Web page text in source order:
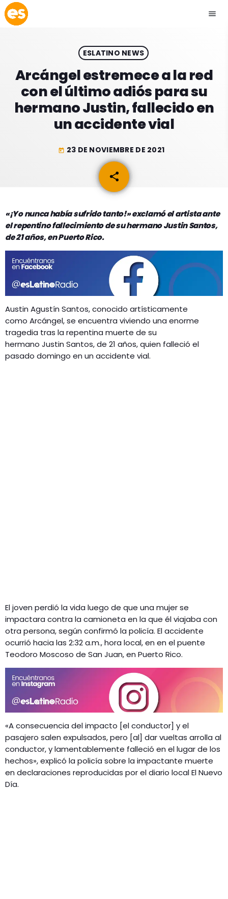
menu
play_arrow EMISIÓN LA PAZ
play_arrow EMISIÓN COCHABAMBA
ESLATINO NEWS
ESPECTÁCULOS
GEEKERS
ENTRETENIMIENTO
INICIO
RADIO SPLENDID
ESLATINO NEWS
Arcángel estremece a la red
con el último adiós para su
hermano Justin, fallecido en
un accidente vial
today 23 DE NOVIEMBRE DE 2021
share
email
«¡Yo nunca había sufrido tanto!» exclamó el artista ante
el repentino fallecimiento de su hermano Justin Santos,
de 21 años, en Puerto Rico.
Austin Agustín Santos, conocido artísticamente
como Arcángel, se encuentra viviendo una enorme
tragedia tras la repentina muerte de su
hermano Justin Santos, de 21 años, quien falleció el
pasado domingo en un accidente vial.
El joven perdió la vida luego de que una mujer se
impactara contra la camioneta en la que él viajaba con
otra persona, según confirmó la policía. El accidente
ocurrió hacia las 2:32 a.m., hora local, en en el puente
Teodoro Moscoso de San Juan, en Puerto Rico.
«A consecuencia del impacto [el conductor] y el
pasajero salen expulsados, pero [al] dar vueltas arrolla al
conductor, y lamentablemente falleció en el lugar de los
hechos», explicó la policía sobre la impactante muerte
en declaraciones reproducidas por el diario local El Nuevo
Día.